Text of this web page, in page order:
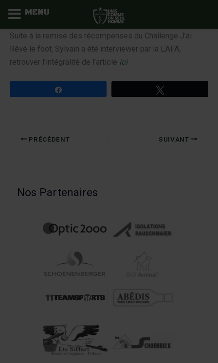
Aller
contenu
Suite à la remise des récompenses du Challenge J’ai
Rêvé le foot, Sylvain a été interviewer par la LAFA,
retrouver l’intégralité de l’article ici
PRÉCÉDENT SUIVANT
Nos Partenaires
MENU